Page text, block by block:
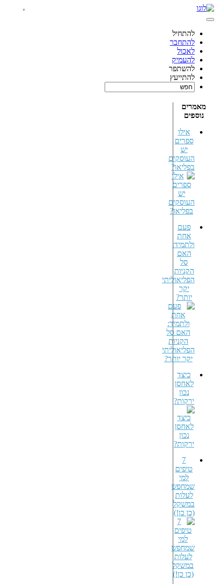
להתחיל
להתחבר
לאכול
להעמיק
להשתפר
להתייעץ
מאמרים
נוספים
אילו
ספרים
יש
העוסקים
בפליאו?
פעם
אחת
ולתמיד:
האם
סל
הקניות
הפליאוליתי
יקר
יותר?
כיצד
לאחסן
נכון
ירקות?
7
טיפים
למי
שמחפש
לעלות
במשקל
(כן כן!)